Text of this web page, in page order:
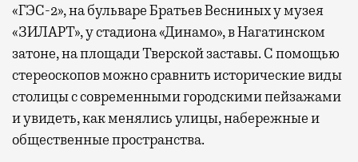
«ГЭС-2», на бульваре Братьев Весниных у музея
«ЗИЛАРТ», у стадиона «Динамо», в Нагатинском
затоне, на площади Тверской заставы. С помощью
стереоскопов можно сравнить исторические виды
столицы с современными городскими пейзажами
и увидеть, как менялись улицы, набережные и
общественные пространства.